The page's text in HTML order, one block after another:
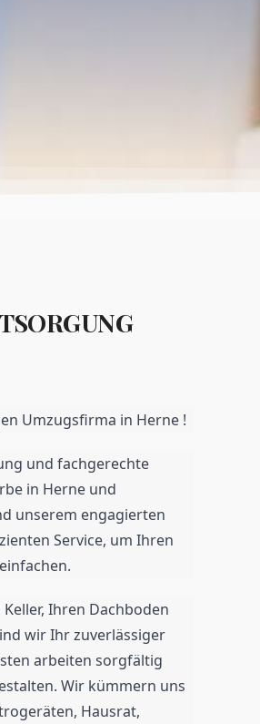
Umzugsfirma in Herne !
und fachgerechte
in Herne und
unserem engagierten
Service, um Ihren
Ihren Dachboden
wir Ihr zuverlässiger
arbeiten sorgfältig
Wir kümmern uns
Hausrat,